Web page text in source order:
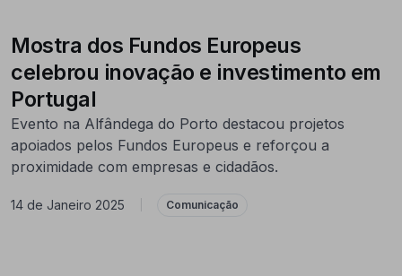
Mostra dos Fundos Europeus
celebrou inovação e investimento em
Portugal
Evento na Alfândega do Porto destacou projetos
apoiados pelos Fundos Europeus e reforçou a
proximidade com empresas e cidadãos.
14 de Janeiro 2025 Comunicação